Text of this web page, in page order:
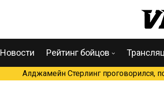
Новости Рейтинг бойцов
Алджамейн Стерлинг проговорился,